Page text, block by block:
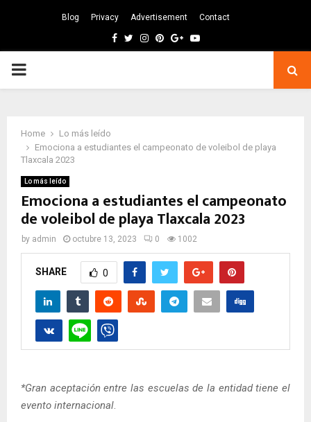
Blog Privacy Advertisement Contact
Facebook
TwitterInstagram
Pinterest
GoogleYoutube
PRIMARY
Home
Lo más leído
Emociona a estudiantes el campeonato de voleibol de playa
Tlaxcala 2023
Lo más leído
Emociona a estudiantes el campeonato
de voleibol de playa Tlaxcala 2023
by admin octubre 13, 2023 0 1002
SHARE 0
*Gran aceptación entre las escuelas de la entidad tiene el
evento internacional